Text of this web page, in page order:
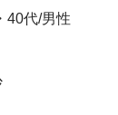
・40代/男性